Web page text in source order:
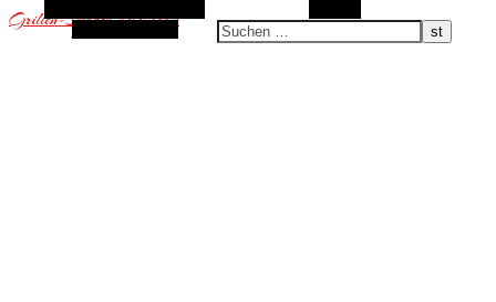
Grillen-Smoken-BBQ.com
Zufallsauswahl